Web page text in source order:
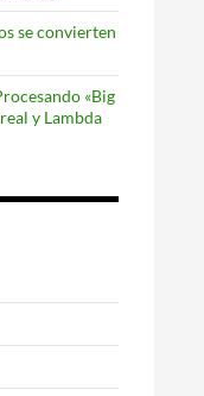
se convierten
«Big
y Lambda